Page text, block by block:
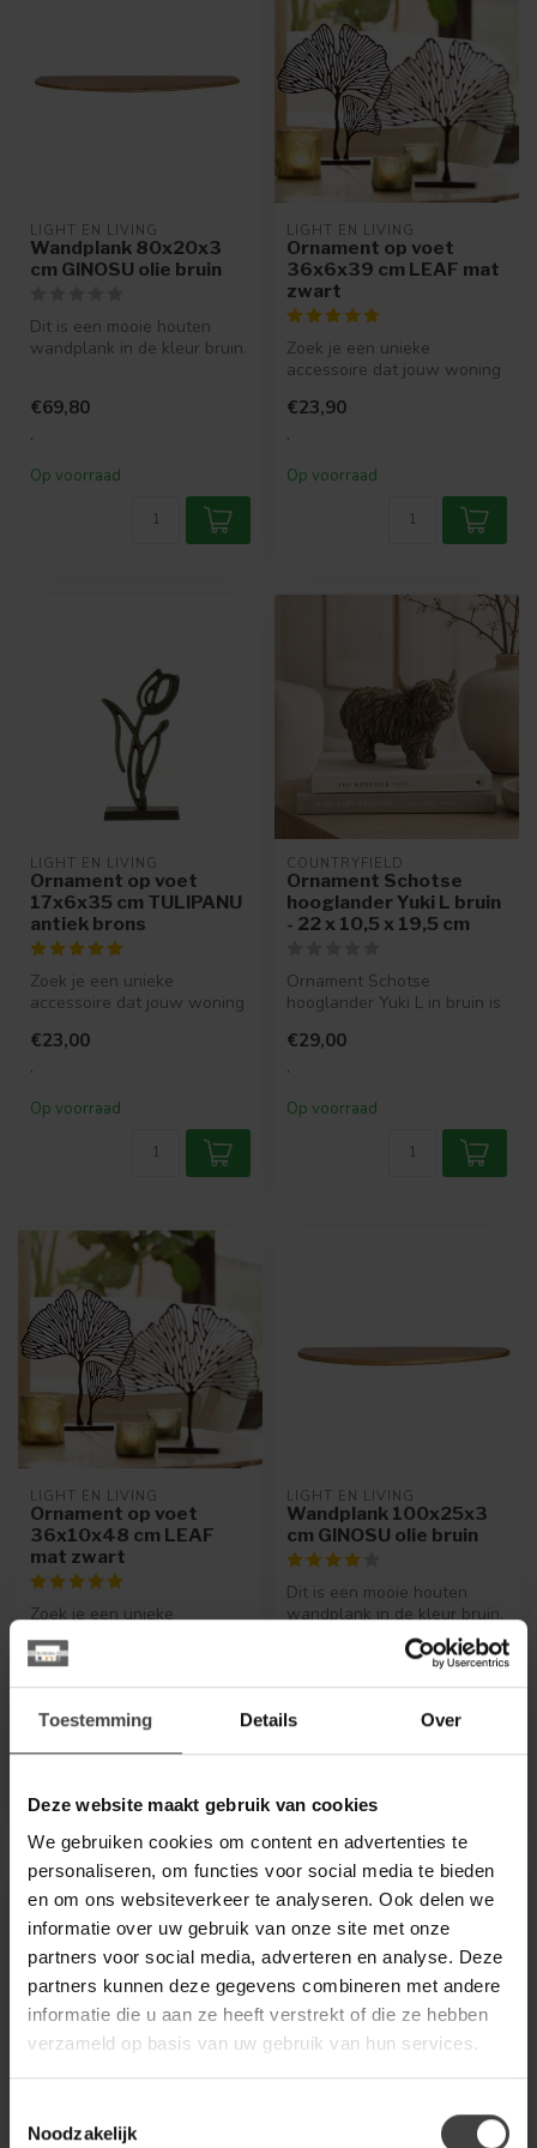
Toestemming Details Over
Deze website maakt gebruik van cookies
We gebruiken cookies om content en advertenties te
personaliseren, om functies voor social media te bieden
en om ons websiteverkeer te analyseren. Ook delen we
informatie over uw gebruik van onze site met onze
partners voor social media, adverteren en analyse. Deze
partners kunnen deze gegevens combineren met andere
informatie die u aan ze heeft verstrekt of die ze hebben
verzameld op basis van uw gebruik van hun services.
Noodzakelijk
LIGHT EN LIVING
Wandplank 80x20x3
cm GINOSU olie bruin
Dit is een mooie houten
wandplank in de kleur bruin.
€69,80
.
Op voorraad
LIGHT EN LIVING
Ornament op voet
36x6x39 cm LEAF mat
zwart
Zoek je een unieke
accessoire dat jouw woning
de per...
€23,90
.
Op voorraad
LIGHT EN LIVING
Ornament op voet
17x6x35 cm TULIPANU
antiek brons
Zoek je een unieke
accessoire dat jouw woning
de per...
€23,00
.
Op voorraad
COUNTRYFIELD
Ornament Schotse
hooglander Yuki L bruin
- 22 x 10,5 x 19,5 cm
Ornament Schotse
hooglander Yuki L in bruin is
met e...
€29,00
.
Op voorraad
LIGHT EN LIVING
Ornament op voet
36x10x48 cm LEAF
mat zwart
Zoek je een unieke
accessoire dat jouw woning
opfleurt? Deze decoratie is
€33,00
LIGHT EN LIVING
Wandplank 100x25x3
cm GINOSU olie bruin
Dit is een mooie houten
wandplank in de kleur bruin.
Super leuk voor als je wat ...
BALVI